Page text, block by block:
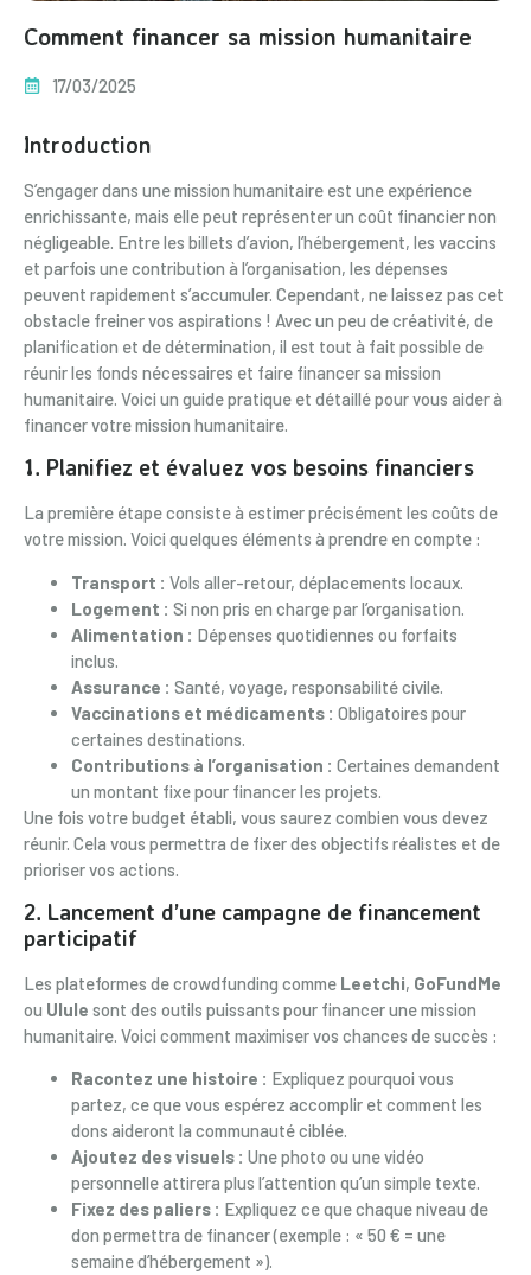
Comment financer sa mission humanitaire
17/03/2025
Introduction
S’engager dans une mission humanitaire est une expérience
enrichissante, mais elle peut représenter un coût financier non
négligeable. Entre les billets d’avion, l’hébergement, les vaccins
et parfois une contribution à l’organisation, les dépenses
peuvent rapidement s’accumuler. Cependant, ne laissez pas cet
obstacle freiner vos aspirations ! Avec un peu de créativité, de
planification et de détermination, il est tout à fait possible de
réunir les fonds nécessaires et faire financer sa mission
humanitaire. Voici un guide pratique et détaillé pour vous aider à
financer votre mission humanitaire.
1. Planifiez et évaluez vos besoins financiers
La première étape consiste à estimer précisément les coûts de
votre mission. Voici quelques éléments à prendre en compte :
Transport : Vols aller-retour, déplacements locaux.
Logement : Si non pris en charge par l’organisation.
Alimentation : Dépenses quotidiennes ou forfaits
inclus.
Assurance : Santé, voyage, responsabilité civile.
Vaccinations et médicaments : Obligatoires pour
certaines destinations.
Contributions à l’organisation : Certaines demandent
un montant fixe pour financer les projets.
Une fois votre budget établi, vous saurez combien vous devez
réunir. Cela vous permettra de fixer des objectifs réalistes et de
prioriser vos actions.
2. Lancement d’une campagne de financement
participatif
Les plateformes de crowdfunding comme Leetchi, GoFundMe
ou Ulule sont des outils puissants pour financer une mission
humanitaire. Voici comment maximiser vos chances de succès :
Racontez une histoire : Expliquez pourquoi vous
partez, ce que vous espérez accomplir et comment les
dons aideront la communauté ciblée.
Ajoutez des visuels : Une photo ou une vidéo
personnelle attirera plus l’attention qu’un simple texte.
Fixez des paliers : Expliquez ce que chaque niveau de
don permettra de financer (exemple : « 50 € = une
semaine d’hébergement »).